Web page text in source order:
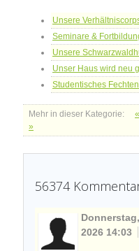
Unsere
Seminare &
Unsere
Unser Haus wird neu
Studentisches Fechten
Mehr in dieser Kategorie:
»
56374
2026 14:03